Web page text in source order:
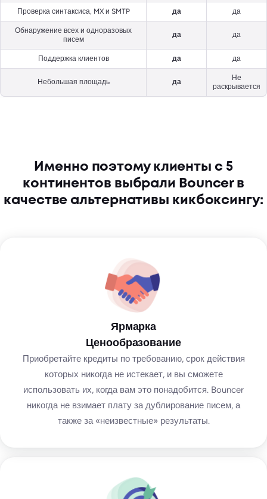
Проверка синтаксиса, MX и SMTP да да
Обнаружение всех и одноразовых
писем
да да
Поддержка клиентов да да
Небольшая площадь да
Не
раскрывается
Именно поэтому клиенты с 5
континентов выбрали Bouncer в
качестве альтернативы кикбоксингу:
Ярмарка
Ценообразование
Приобретайте кредиты по требованию, срок действия
которых никогда не истекает, и вы сможете
использовать их, когда вам это понадобится. Bouncer
никогда не взимает плату за дублирование писем, а
также за «неизвестные» результаты.